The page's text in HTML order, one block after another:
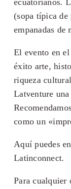
ecuatorianos.
(sopa típica de
empanadas de
El evento en
éxito arte,
riqueza
Latventure
como un
Aquí puedes
Latinconnect.
Para cualquier